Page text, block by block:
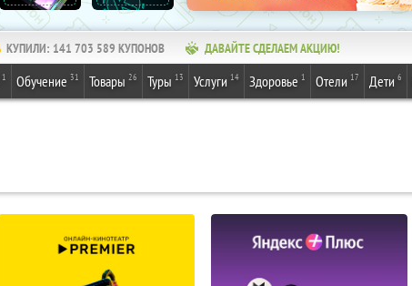
КУПИЛИ: 141 703 589 КУПОНОВ ДАВАЙТЕ СДЕЛАЕМ АКЦИЮ!
1 Обучение 31 Товары 26 Туры 13 Услуги 14 Здоровье 1 Отели 17 Дети 6